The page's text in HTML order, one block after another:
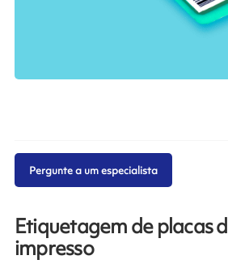
Etiquetagem de placas
impresso
Pergunte a um especialista